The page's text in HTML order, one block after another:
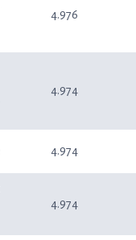
4.976
4.974
4.974
4.974